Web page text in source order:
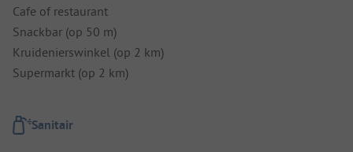
Cafe of restaurant
Snackbar (op 50 m)
Kruidenierswinkel (op 2 km)
Supermarkt (op 2 km)
Sanitair